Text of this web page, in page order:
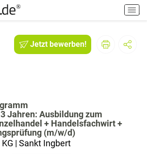
H
a
p
Jetzt bewerben!
Jahren: Ausbildung zum
+ Handelsfachwirt +
(m/w/d)
| Sankt Ingbert